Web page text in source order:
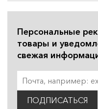
Персональные
товары и
свежая
ПОДПИСАТЬСЯ